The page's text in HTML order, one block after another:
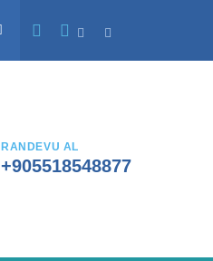
RANDEVU AL
+905518548877